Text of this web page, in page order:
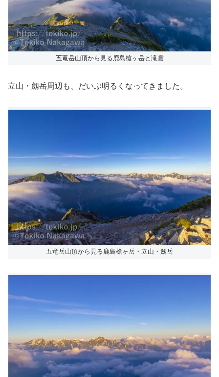
五竜岳山頂から見る鹿島槍ヶ岳と滝雲
立山・劔岳周辺も、だいぶ明るくなってきました。
五竜岳山頂から見る鹿島槍ヶ岳・立山・劔岳